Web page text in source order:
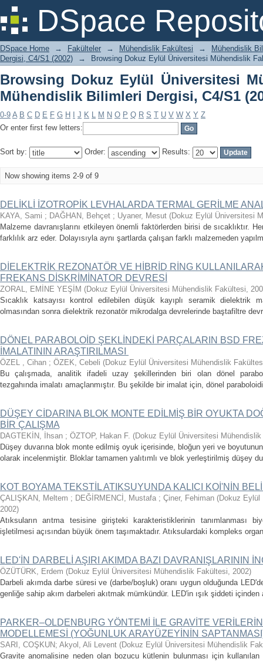
DSpace
Browsing Dokuz Eylül Üniversitesi
Dergisi, C4/S1 (2002) by Title
DSpace Home → Fakülteler → Mühendislik Fakültesi →
Mühendislik
Dergisi, C4/S1 (2002)
→ Browsing Dokuz Eylül Üniversitesi Mühendislik
Browsing Dokuz Eylül Üniversitesi
Mühendislik Bilimleri Dergisi, C4/S1
0-9 A B C D E F G H J K L M N O P Q R S T U V W X Y Z
Or enter first few letters:
Sort by: Order: Results:
Now showing items 2-9 of 9
DELİKLİ İZOTROPİK LEVHALARDA TERMAL GERİLME
KAYA, Sami ; DAĞHAN, Behçet ; Uyaner, Mesut (Dokuz Eylül Üniversitesi
Malzeme davranışlarını etkileyen önemli faktörlerden birisi de sıcaklıktır.
farklılık arz eder. Dolayısıyla aynı şartlarda çalışan farklı malzemeden
DİELEKTRİK REZONATÖR VE HİBRİD RİNG
FREKANS DİSKRİMİNATOR DEVRESİ
ZORAL, EMİNE YEŞİM (Dokuz Eylül Üniversitesi Mühendislik Fakültesi,
Sıcaklık katsayısı kontrol edilebilen düşük kayıplı seramik dielektrik
olmasından sonra dielektrik rezonatör mikrodalga devrelerinde baştafiltre
DÖNEL PARABOLOİD ŞEKLİNDEKİ PARÇALARIN BSD
İMALATININ ARAŞTIRILMASI
ÖZEL , Cihan ; ÖZEK, Cebeli (Dokuz Eylül Üniversitesi Mühendislik
Bu çalışmada, analitik ifadeli uzay şekillerinden biri olan dönel
tezgahında imalatı amaçlanmıştır. Bu şekilde bir imalat için, dönel
DÜŞEY CİDARINA BLOK MONTE EDİLMİŞ BİR OYUKTA
BİR ÇALIŞMA
DAGTEKİN, İhsan ; ÖZTOP, Hakan F. (Dokuz Eylül Üniversitesi
Düşey duvarına blok monte edilmiş oyuk içerisinde, bloğun yeri ve
olarak incelenmiştir. Bloklar tamamen yalıtımlı ve blok yerleştirilmiş düşey
KOT BOYAMA TEKSTİL ATIKSUYUNDA KALICI KOİ'NİN
ÇALIŞKAN, Meltem ; DEĞİRMENCİ, Mustafa ; Çiner, Fehiman (Dokuz
2002)
Atıksuların arıtma tesisine girişteki karakteristiklerinin tanımlanması
işletilmesi açısından büyük önem taşımaktadır. Atıksulardaki kompleks
LED'İN DARBELİ AŞIRI AKIMDA BAZI DAVRANIŞLARININ
ÖZÜTÜRK, Erdem (Dokuz Eylül Üniversitesi Mühendislik Fakültesi, 2002)
Darbeli akımda darbe süresi ve (darbe/boşluk) oranı uygun olduğunda
genliğe sahip akım darbeleri akıtmak mümkündür. LED'in ışık şiddeti içinden
PARKER–OLDENBURG YÖNTEMİ İLE GRAVİTE
MODELLEMESİ (YOĞUNLUK ARAYÜZEYİNİN
SARI, COŞKUN; Akyol, Ali Levent (Dokuz Eylül Üniversitesi Mühendislik
Gravite anomalisine neden olan bozucu kütlenin bulunması için